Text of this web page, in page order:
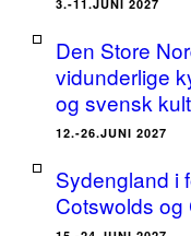
3.-11.JUNI 2027
Den Store
vidunderlige
og svensk
12.-26.JUNI 2027
Sydengland i
Cotswolds og